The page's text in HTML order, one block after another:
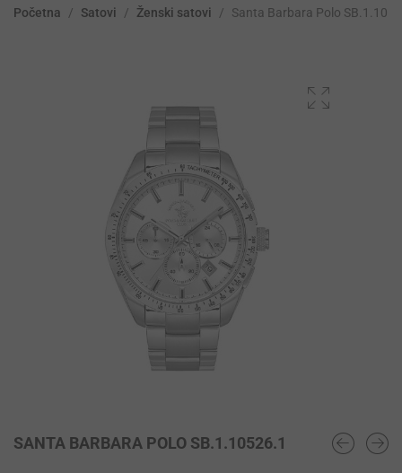
Početna / Satovi / Ženski satovi / Santa Barbara Polo
SANTA BARBARA POLO SB.1.10526.1